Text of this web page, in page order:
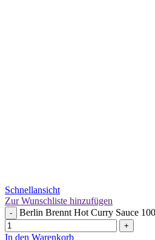
Schnellansicht
Zur Wunschliste hinzufügen
- Berlin Brennt Hot Curry Sauce
+
In den Warenkorb